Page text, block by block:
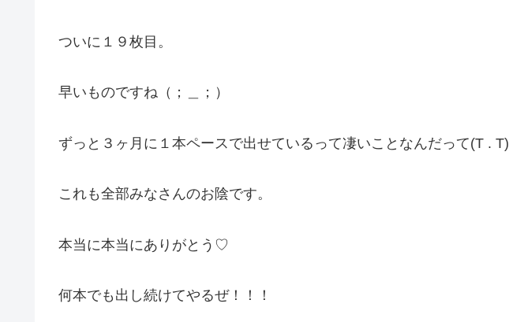
ついに１９枚目。
早いものですね（；＿；）
ずっと３ヶ月に１本ペースで出せているって凄いことなんだって(T . T)
これも全部みなさんのお陰です。
本当に本当にありがとう♡
何本でも出し続けてやるぜ！！！